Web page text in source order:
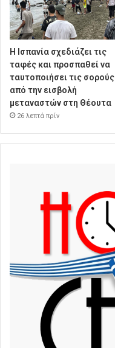
Η Ισπανία σχεδιάζει τις
ταφές και προσπαθεί να
ταυτοποιήσει τις σορούς
από την εισβολή
μεταναστών στη Θέουτα
26 λεπτά πρίν